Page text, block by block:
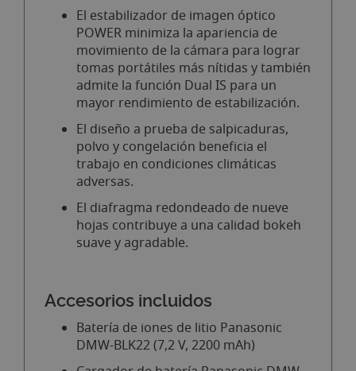
El estabilizador de imagen óptico
POWER minimiza la apariencia de
movimiento de la cámara para lograr
tomas portátiles más nítidas y también
admite la función Dual IS para un
mayor rendimiento de estabilización.
El diseño a prueba de salpicaduras,
polvo y congelación beneficia el
trabajo en condiciones climáticas
adversas.
El diafragma redondeado de nueve
hojas contribuye a una calidad bokeh
suave y agradable.
Accesorios incluidos
Batería de iones de litio Panasonic
DMW-BLK22 (7,2 V, 2200 mAh)